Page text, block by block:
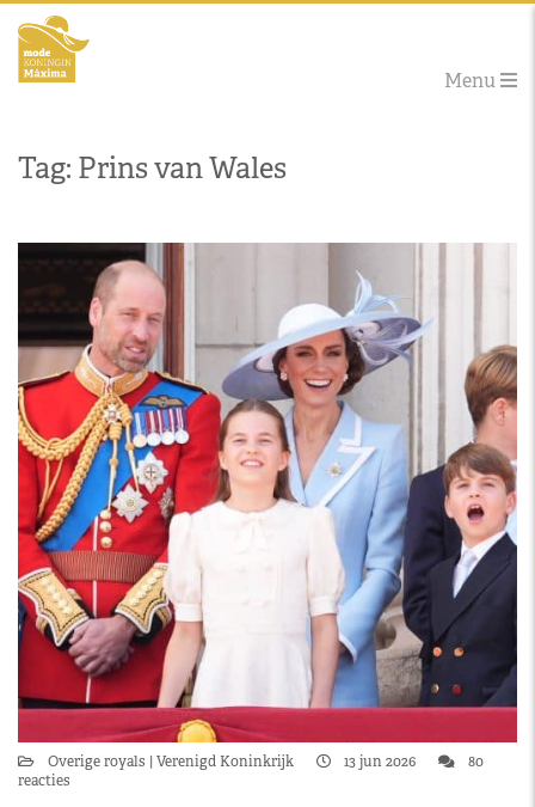
Menu
Tag: Prins van Wales
Overige royals Verenigd Koninkrijk 13 jun 2026
80
reacties